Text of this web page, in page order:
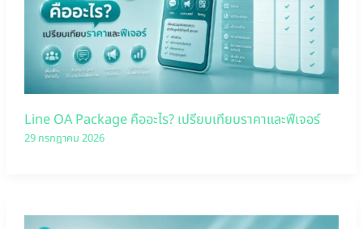
Line OA Package คืออะไร? เปรียบเทียบราคาและฟีเจอร์
29 กรกฎาคม 2026